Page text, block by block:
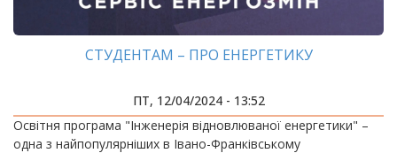
СТУДЕНТАМ – ПРО ЕНЕРГЕТИКУ
ПТ, 12/04/2024 - 13:52
Освітня програма "Інженерія відновлюваної енергетики" –
одна з найпопулярніших в Івано-Франківському